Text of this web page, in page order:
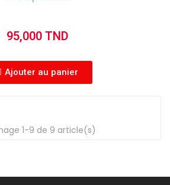
95,000 TND
Ajouter au panier
1-9 de 9 article(s)